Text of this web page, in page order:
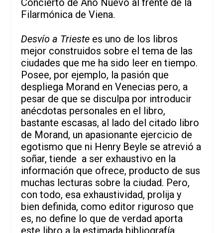
Filarmónica de Viena.
Desvío a Trieste es uno de los libros
mejor construidos sobre el tema de las
ciudades que me ha sido leer en tiempo.
Posee, por ejemplo, la pasión que
despliega Morand en Venecias pero, a
pesar de que se disculpa por introducir
anécdotas personales en el libro,
bastante escasas, al lado del citado libro
de Morand, un apasionante ejercicio de
egotismo que ni Henry Beyle se atrevió a
soñar, tiende a ser exhaustivo en la
información que ofrece, producto de sus
muchas lecturas sobre la ciudad. Pero,
con todo, esa exhaustividad, prolija y
bien definida, como editor riguroso que
es, no define lo que de verdad aporta